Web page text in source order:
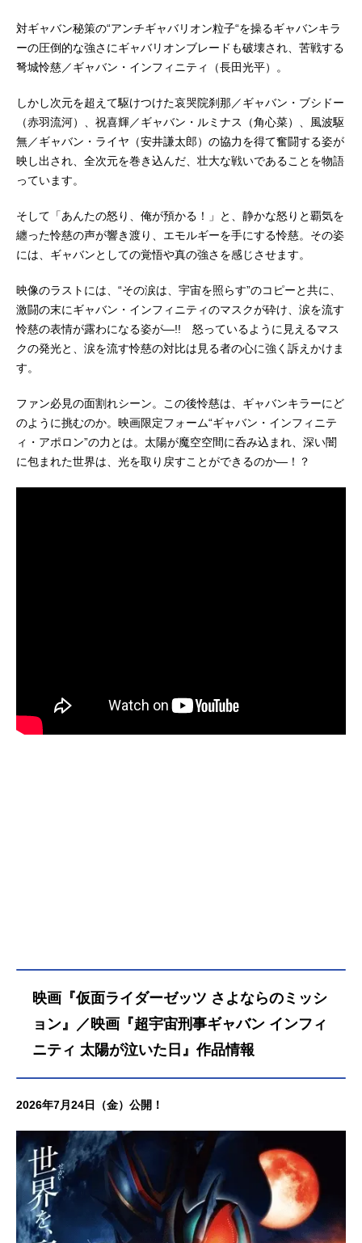
対ギャバン秘策の“アンチギャバリオン粒子“を操るギャバンキラ
ーの圧倒的な強さにギャバリオンブレードも破壊され、苦戦する
弩城怜慈／ギャバン・インフィニティ（長田光平）。
しかし次元を超えて駆けつけた哀哭院刹那／ギャバン・ブシドー
（赤羽流河）、祝喜輝／ギャバン・ルミナス（角心菜）、風波駆
無／ギャバン・ライヤ（安井謙太郎）の協力を得て奮闘する姿が
映し出され、全次元を巻き込んだ、壮大な戦いであることを物語
っています。
そして「あんたの怒り、俺が預かる！」と、静かな怒りと覇気を
纏った怜慈の声が響き渡り、エモルギーを手にする怜慈。その姿
には、ギャバンとしての覚悟や真の強さを感じさせます。
映像のラストには、“その涙は、宇宙を照らす”のコピーと共に、
激闘の末にギャバン・インフィニティのマスクが砕け、涙を流す
怜慈の表情が露わになる姿が―!! 怒っているように見えるマス
クの発光と、涙を流す怜慈の対比は見る者の心に強く訴えかけま
す。
ファン必見の面割れシーン。この後怜慈は、ギャバンキラーにど
のように挑むのか。映画限定フォーム“ギャバン・インフィニテ
ィ・アポロン”の力とは。太陽が魔空空間に呑み込まれ、深い闇
に包まれた世界は、光を取り戻すことができるのか―！？
映画『仮面ライダーゼッツ さよならのミッシ
ョン』／映画『超宇宙刑事ギャバン インフィ
ニティ 太陽が泣いた日』作品情報
2026年7月24日（金）公開！